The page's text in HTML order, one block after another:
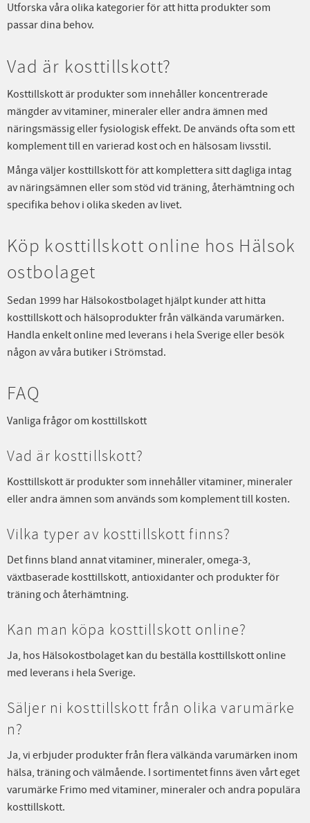
Utforska våra olika kategorier för att hitta produkter som
passar dina behov.
Vad är kosttillskott?
Kosttillskott är produkter som innehåller koncentrerade
mängder av vitaminer, mineraler eller andra ämnen med
näringsmässig eller fysiologisk effekt. De används ofta som ett
komplement till en varierad kost och en hälsosam livsstil.
Många väljer kosttillskott för att komplettera sitt dagliga intag
av näringsämnen eller som stöd vid träning, återhämtning och
specifika behov i olika skeden av livet.
Köp kosttillskott online hos Hälsok
ostbolaget
Sedan 1999 har Hälsokostbolaget hjälpt kunder att hitta
kosttillskott och hälsoprodukter från välkända varumärken.
Handla enkelt online med leverans i hela Sverige eller besök
någon av våra butiker i Strömstad.
FAQ
Vanliga frågor om kosttillskott
Vad är kosttillskott?
Kosttillskott är produkter som innehåller vitaminer, mineraler
eller andra ämnen som används som komplement till kosten.
Vilka typer av kosttillskott finns?
Det finns bland annat vitaminer, mineraler, omega-3,
växtbaserade kosttillskott, antioxidanter och produkter för
träning och återhämtning.
Kan man köpa kosttillskott online?
Ja, hos Hälsokostbolaget kan du beställa kosttillskott online
med leverans i hela Sverige.
Säljer ni kosttillskott från olika varumärke
n?
Ja, vi erbjuder produkter från flera välkända varumärken inom
hälsa, träning och välmående. I sortimentet finns även vårt eget
varumärke Frimo med vitaminer, mineraler och andra populära
kosttillskott.